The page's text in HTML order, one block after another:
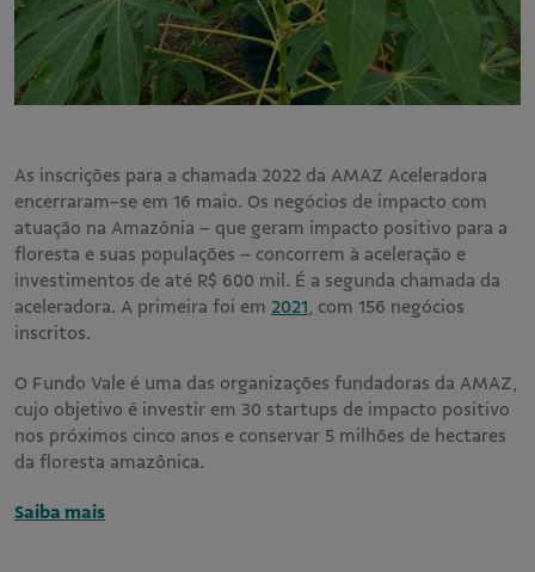
As inscrições para a chamada 2022 da AMAZ Aceleradora
encerraram-se em 16 maio. Os negócios de impacto com
atuação na Amazônia – que geram impacto positivo para a
floresta e suas populações – concorrem à aceleração e
investimentos de até R$ 600 mil. É a segunda chamada da
aceleradora. A primeira foi em 2021, com 156 negócios
inscritos.
O Fundo Vale é uma das organizações fundadoras da AMAZ,
cujo objetivo é investir em 30 startups de impacto positivo
nos próximos cinco anos e conservar 5 milhões de hectares
da floresta amazônica.
Saiba mais